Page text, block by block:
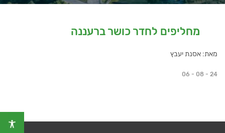
מחליפים לחדר כושר ברעננה
מאת: אסנת יעבץ
06 - 08 - 24